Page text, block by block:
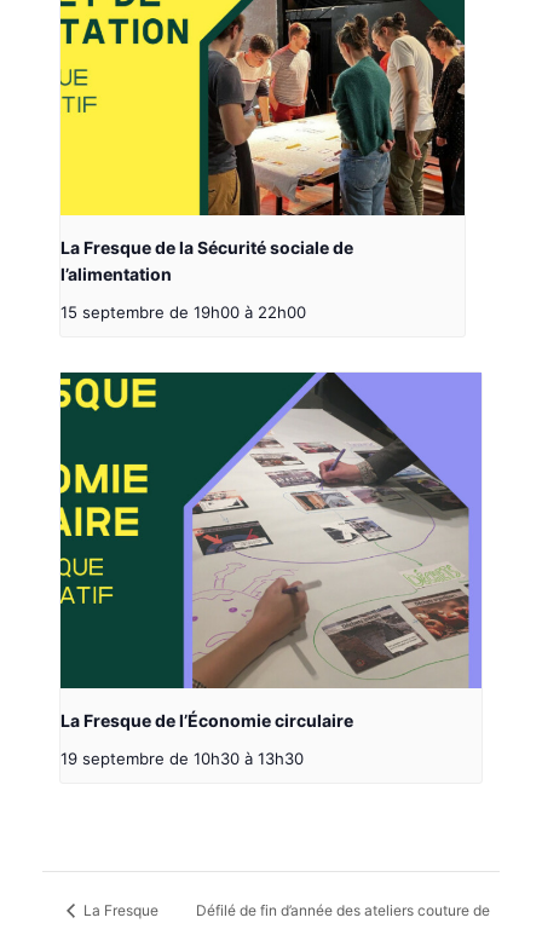
La Fresque de la Sécurité sociale de
l’alimentation
15 septembre de 19h00 à 22h00
La Fresque de l’Économie circulaire
19 septembre de 10h30 à 13h30
La Fresque
Défilé de fin d’année des ateliers couture de